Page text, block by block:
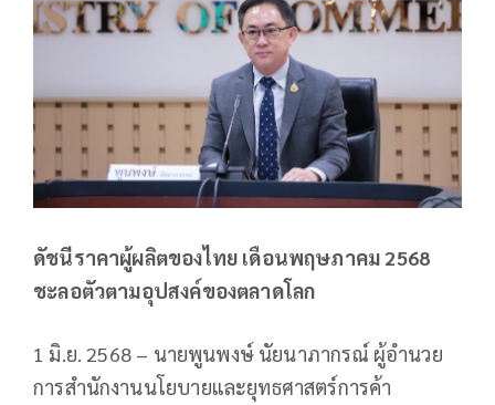
ดัชนีราคาผู้ผลิตของไทย เดือนพฤษภาคม 2568
ชะลอตัวตามอุปสงค์ของตลาดโลก
1 มิ.ย. 2568 – นายพูนพงษ์ นัยนาภากรณ์ ผู้อำนวย
การสำนักงานนโยบายและยุทธศาสตร์การค้า